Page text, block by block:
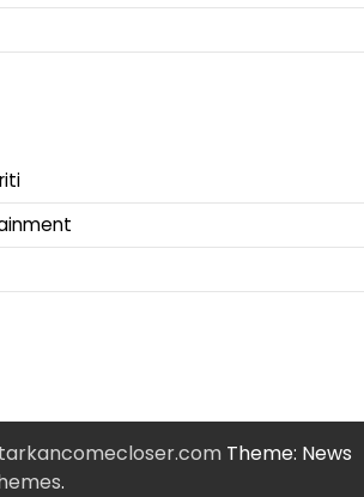
tarkancomecloser.com Theme: News
.